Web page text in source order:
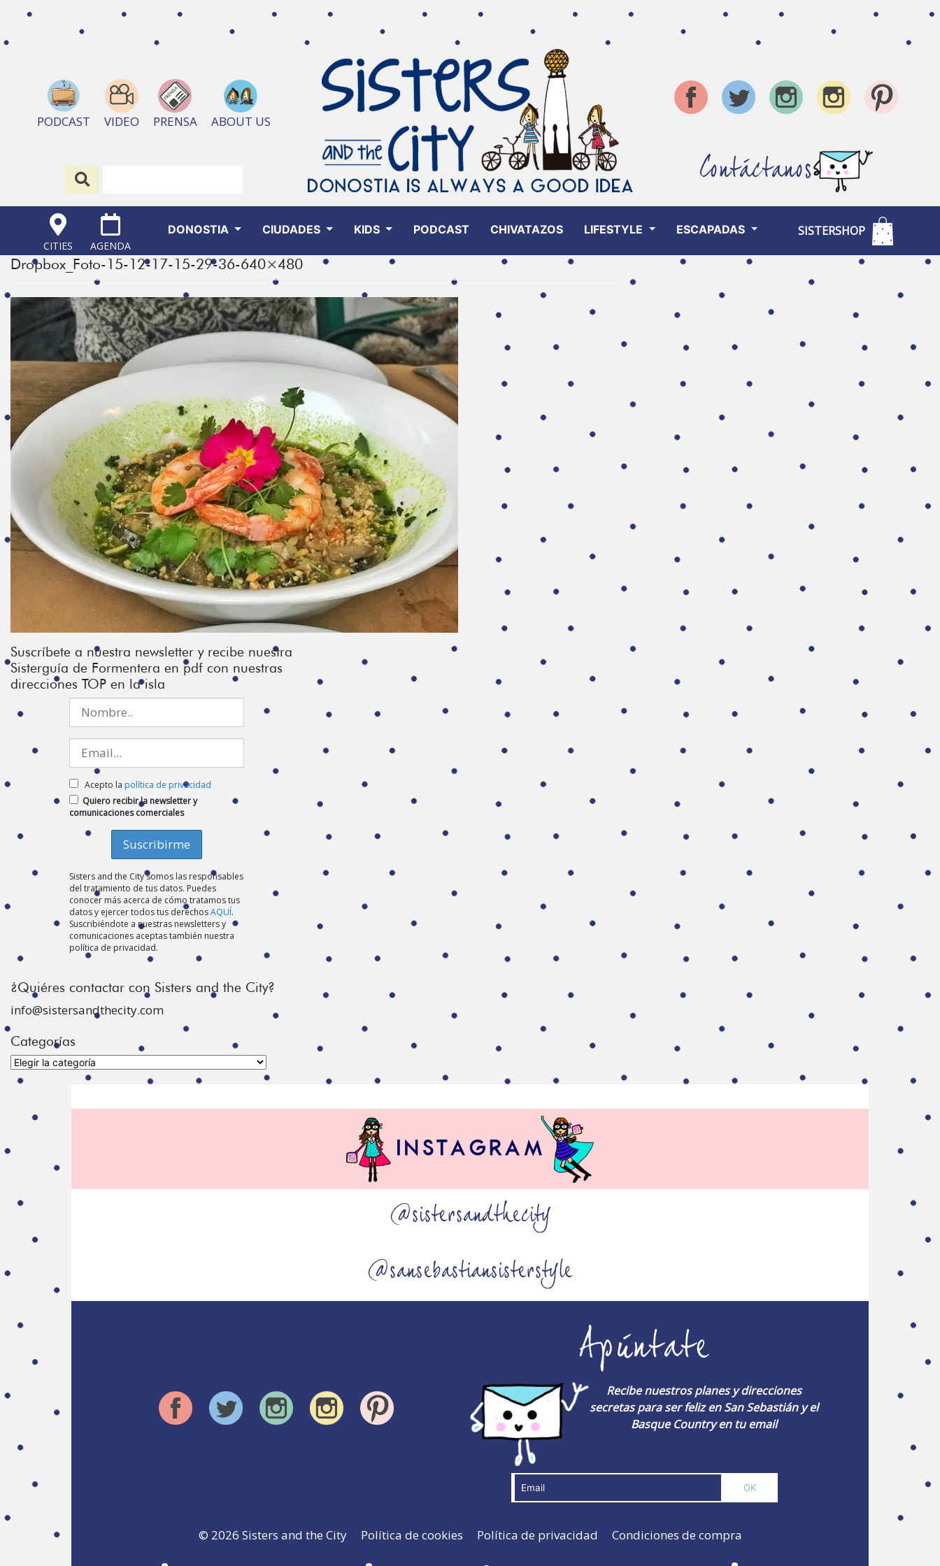
PODCAST VIDEO PRENSA ABOUT US
Contáctanos
CITIES AGENDA
DONOSTIA CIUDADES KIDS PODCAST CHIVATAZOS LIFESTYLE ESCAPADAS SISTERSHOP
Dropbox_Foto-15-12-17-15-29-36-640×480
Suscríbete a nuestra newsletter y recibe nuestra
Sisterguía de Formentera en pdf con nuestras
direcciones TOP en la isla
Acepto la política de privacidad
Quiero recibir la newsletter y
comunicaciones comerciales
Sisters and the City somos las responsables
del tratamiento de tus datos. Puedes
conocer más acerca de cómo tratamos tus
datos y ejercer todos tus derechosAQUÍ.
Suscribiéndote a nuestras newsletters y
comunicaciones aceptas también nuestra
política de privacidad.
¿Quiéres contactar con Sisters and the City?
info@sistersandthecity.com
Categorías
Categorías
@sistersandthecity
@sansebastiansisterstyle
Apúntate
Recibe nuestros planes y direcciones
secretas para ser feliz en San Sebastián y el
Basque Country en tu email
© 2026 Sisters and the City Política de cookies Política de privacidad Condiciones de compra